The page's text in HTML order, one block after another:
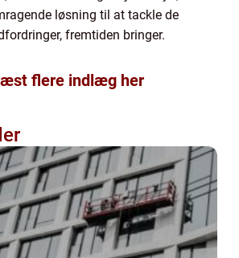
løsning til at tackle de
fremtiden bringer.
flere indlæg her